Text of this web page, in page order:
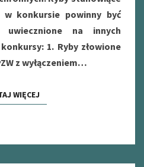
w konkursie powinny być
na innych
1. Ryby złowione
z wyłączeniem…
WIĘCEJCZYTAJ WIĘCEJ